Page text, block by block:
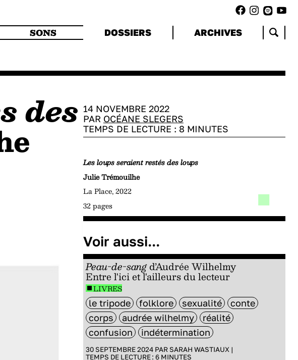
SONS DOSSIERS ARCHIVES
des 14 NOVEMBRE 2022
PAR OCÉANE SLEGERS
TEMPS DE LECTURE : 8 MINUTES
Les loups seraient restés des loups
Julie Trémouilhe
La Place, 2022
32 pages
Voir aussi...
Peau-de-sangd’Audrée Wilhelmy
Entre l'ici et l'ailleurs du lecteur
LIVRES
le tripode folklore sexualité
conte
corps
audrée wilhelmy
réalité
confusion
indétermination
30 SEPTEMBRE 2024 PAR SARAH WASTIAUX |
TEMPS DE LECTURE : 6MINUTES